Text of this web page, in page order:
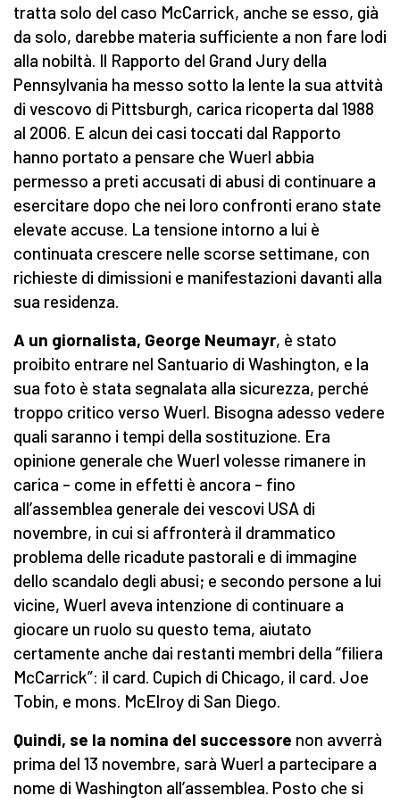
tratta solo del caso McCarrick, anche se esso, già
da solo, darebbe materia sufficiente a non fare lodi
alla nobiltà. Il Rapporto del Grand Jury della
Pennsylvania ha messo sotto la lente la sua attvità
di vescovo di Pittsburgh, carica ricoperta dal 1988
al 2006. E alcun dei casi toccati dal Rapporto
hanno portato a pensare che Wuerl abbia
permesso a preti accusati di abusi di continuare a
esercitare dopo che nei loro confronti erano state
elevate accuse. La tensione intorno a lui è
continuata crescere nelle scorse settimane, con
richieste di dimissioni e manifestazioni davanti alla
sua residenza.
A un giornalista, George Neumayr, è stato
proibito entrare nel Santuario di Washington, e la
sua foto è stata segnalata alla sicurezza, perché
troppo critico verso Wuerl. Bisogna adesso vedere
quali saranno i tempi della sostituzione. Era
opinione generale che Wuerl volesse rimanere in
carica – come in effetti è ancora – fino
all’assemblea generale dei vescovi USA di
novembre, in cui si affronterà il drammatico
problema delle ricadute pastorali e di immagine
dello scandalo degli abusi; e secondo persone a lui
vicine, Wuerl aveva intenzione di continuare a
giocare un ruolo su questo tema, aiutato
certamente anche dai restanti membri della “filiera
McCarrick”: il card. Cupich di Chicago, il card. Joe
Tobin, e mons. McElroy di San Diego.
Quindi, se la nomina del successore non avverrà
prima del 13 novembre, sarà Wuerl a partecipare a
nome di Washington all’assemblea. Posto che si